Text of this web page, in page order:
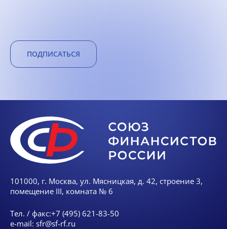
ПОДПИСАТЬСЯ
101000, г. Москва, ул. Мясницкая, д. 42, строение 3,
помещение III, комната № 6
Тел. / факс:+7 (495) 621-83-50
e-mail: sfr@sf-rf.ru